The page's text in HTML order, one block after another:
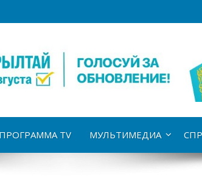
ПРОГРАММА TV МУЛЬТИМЕДИА